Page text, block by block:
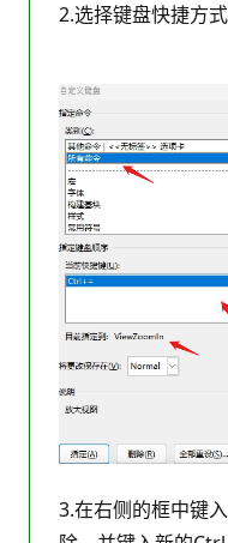
2.选择键盘快捷方
3.在右侧的框中键